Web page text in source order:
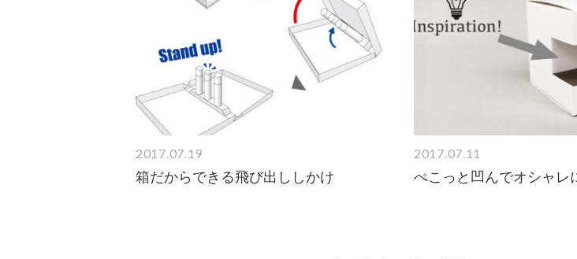
2017.07.19
箱だからできる飛び出ししかけ
2017.07.11
ぺこっと凹んでオシャレ